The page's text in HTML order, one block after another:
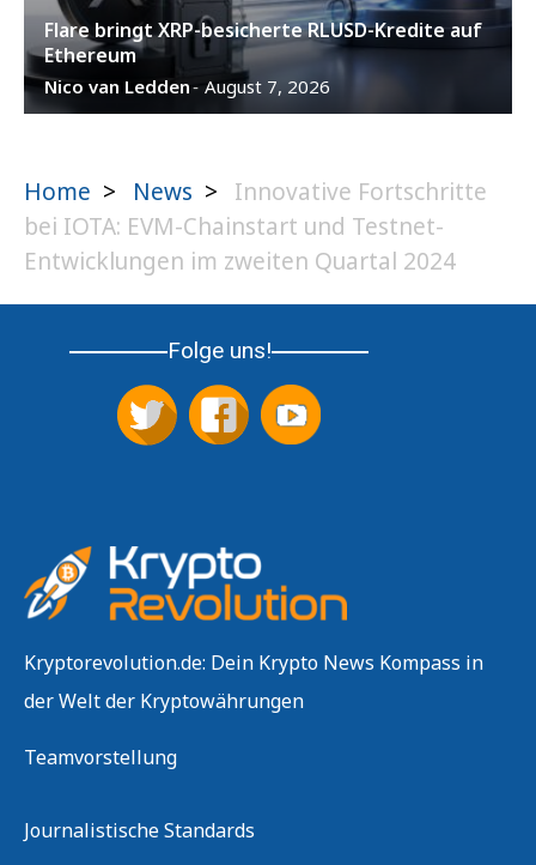
Flare bringt XRP-besicherte RLUSD-Kredite auf
Ethereum
Nico van Ledden- August 7, 2026
Home > News >
Innovative Fortschritte
bei IOTA: EVM-Chainstart und Testnet-
Entwicklungen im zweiten Quartal 2024
Folge uns!
Kryptorevolution.de: Dein Krypto News Kompass in
der Welt der Kryptowährungen
Teamvorstellung
Journalistische Standards